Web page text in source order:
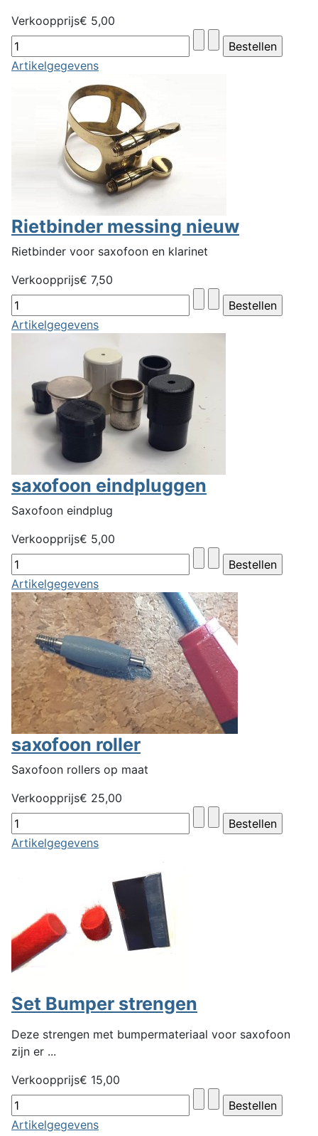
Verkoopprijs€ 5,00
Artikelgegevens
Rietbinder messing nieuw
Rietbinder voor saxofoon en klarinet
Verkoopprijs€ 7,50
Artikelgegevens
saxofoon eindpluggen
Saxofoon eindplug
Verkoopprijs€ 5,00
Artikelgegevens
saxofoon roller
Saxofoon rollers op maat
Verkoopprijs€ 25,00
Artikelgegevens
Set Bumper strengen
Deze strengen met bumpermateriaal voor saxofoon
zijn er ...
Verkoopprijs€ 15,00
Artikelgegevens